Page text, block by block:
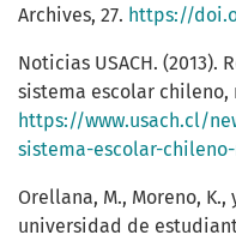
Archives, 27. https://
Noticias USACH. (2013).
sistema escolar chileno,
https://www.usach.cl/
sistema-escolar-
Orellana, M., Moreno, K.,
universidad de